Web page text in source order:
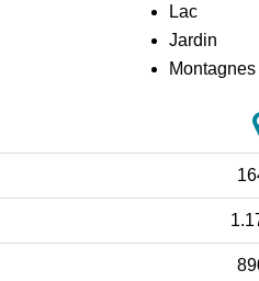
Lac
Jardin
Montagnes